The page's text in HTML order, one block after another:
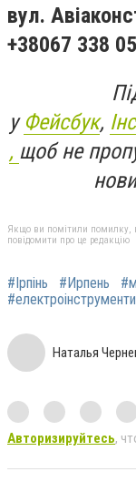
вул.
+38067 338
у Фейсбук,
, щоб не
Якщо ви помітили помилку,
повідомити про це редакцію
#Ірпінь #Ирпень
#електроінструменти
Наталья
Авторизируйтесь,